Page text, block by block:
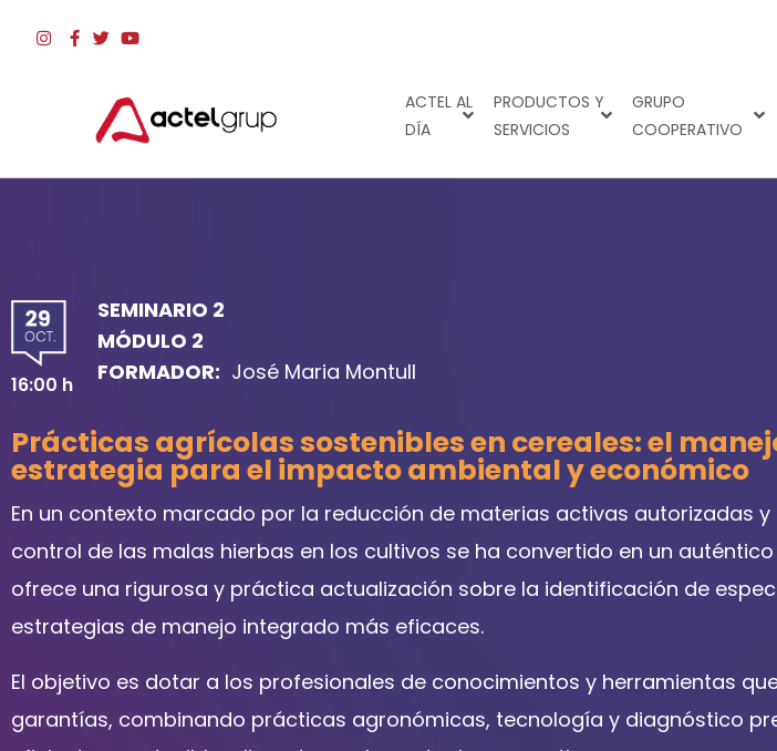
ACTEL AL
DÍA
PRODUCTOS Y
SERVICIOS
GRUPO
COOPERATIVO
16:00 h
SEMINARIO 2
MÓDULO 2
FORMADOR: José Maria Montull
Prácticas agrícolas sostenibles en cereales: el
estrategia para el impacto ambiental y económico
En un contexto marcado por la reducción de materias activas autorizadas
control de las malas hierbas en los cultivos se ha convertido en un
ofrece una rigurosa y práctica actualización sobre la identificación de
estrategias de manejo integrado más eficaces.
El objetivo es dotar a los profesionales de conocimientos y herramientas
garantías, combinando prácticas agronómicas, tecnología y diagnóstico